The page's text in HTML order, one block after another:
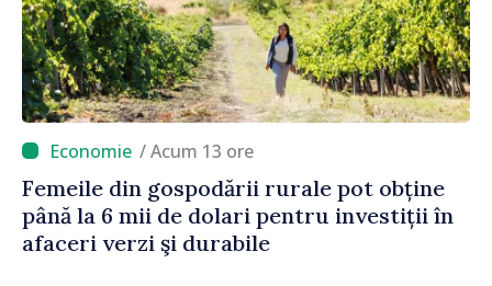
/ Acum 13 ore
Femeile din gospodării rurale pot obține
până la 6 mii de dolari pentru investiții în
afaceri verzi şi durabile